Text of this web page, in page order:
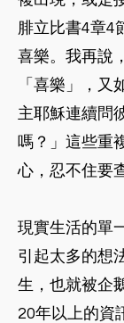
腓立比書4章4
喜樂。我再說
「喜樂」，又
主耶穌連續問
嗎？」這些重
心，忍不住要
現實生活的單
引起太多的想
生，也就被企
20年以上的資